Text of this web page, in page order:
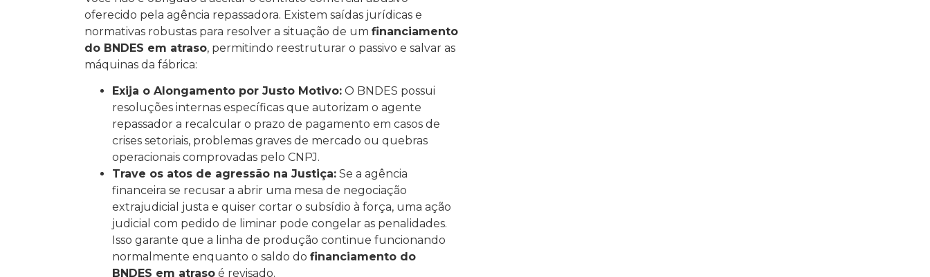
oferecido pela agência repassadora. Existem saídas jurídicas e
normativas robustas para resolver a situação de um financiamento
do BNDES em atraso, permitindo reestruturar o passivo e salvar as
máquinas da fábrica:
Exija o Alongamento por Justo Motivo: O BNDES possui
resoluções internas específicas que autorizam o agente
repassador a recalcular o prazo de pagamento em casos de
crises setoriais, problemas graves de mercado ou quebras
operacionais comprovadas pelo CNPJ.
Trave os atos de agressão na Justiça: Se a agência
financeira se recusar a abrir uma mesa de negociação
extrajudicial justa e quiser cortar o subsídio à força, uma ação
judicial com pedido de liminar pode congelar as penalidades.
Isso garante que a linha de produção continue funcionando
normalmente enquanto o saldo do financiamento do
BNDES em atraso é revisado.